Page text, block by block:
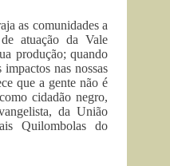
as comunidades a
atuação da Vale
produção; quando
nas nossas
que a gente não é
cidadão negro,
da União
Quilombolas do